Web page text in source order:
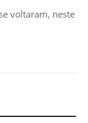
voltaram, neste